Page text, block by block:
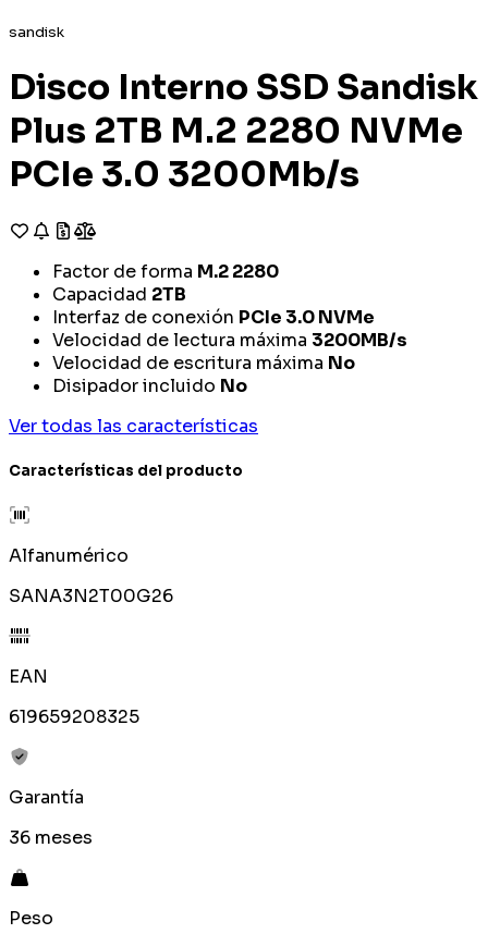
sandisk
Disco Interno SSD Sandisk
Plus 2TB M.2 2280 NVMe
PCIe 3.0 3200Mb/s
Factor de forma M.2 2280
Capacidad 2TB
Interfaz de conexión PCIe 3.0 NVMe
Velocidad de lectura máxima 3200MB/s
Velocidad de escritura máxima No
Disipador incluido No
Ver todas las características
Características del producto
Alfanumérico
SANA3N2T00G26
EAN
619659208325
Garantía
36 meses
Peso